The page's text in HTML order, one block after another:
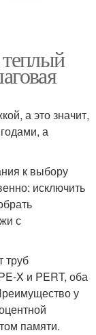
а это значит,
а
к выбору
исключить
с
труб
X и PERT, оба
у
памяти.